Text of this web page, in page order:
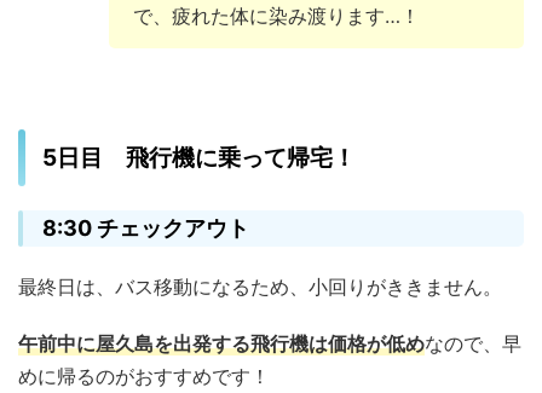
で、疲れた体に染み渡ります…！
5日目 飛行機に乗って帰宅！
8:30 チェックアウト
最終日は、バス移動になるため、小回りがききません。
午前中に屋久島を出発する飛行機は価格が低めなので、早
めに帰るのがおすすめです！